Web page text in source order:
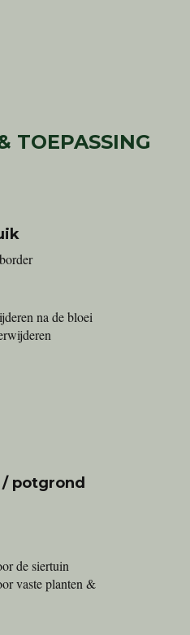
TOEPASSING
na de bloei
potgrond
de siertuin
vaste planten &